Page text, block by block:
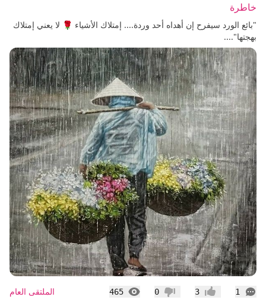
خاطرة
"بائع الورد سيفرح إن أهداه أحد وردة.... إمتلاك الأشياء 🌹 لا يعني إمتلاك
بهجتها"....
1
التعليقات إعجاب3 عدم إعجاب
0
465
المشاهدات الملتقى العام